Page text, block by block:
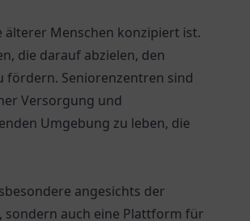
älterer Menschen konzipiert ist.
die darauf abzielen, den
fördern. Seniorenzentren sind
Versorgung und
Umgebung zu leben, die
angesichts der
sondern auch eine Plattform für